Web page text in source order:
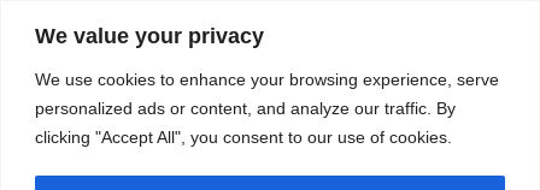
We value your privacy
We use cookies to enhance your browsing experience, serve
personalized ads or content, and analyze our traffic. By
clicking "Accept All", you consent to our use of cookies.
contenuto
6 Agosto 2026